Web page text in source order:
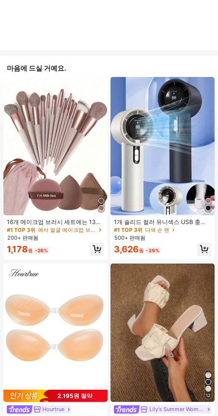
마음에 드실 거예요.
16개 메이크업 브러시 세트에는 13개
메이크업 브러시, 1개 눈물 모양 메이
크업 스펀지, 1개 둥근 쿠션 파우더 브
러시, 1개 삼각형 메이크업 스펀지가
포함되어 있습니다 - 클래식 세트. 부
드럽고 피부 친화적인 합성 모로 만들
며, 가을과 겨울에 이상적입니다.
#1 TOP 3위
에서 얼굴 메이크업 브러시 세트
200+ 판매됨
1,178원 -26%
2,195원 절약
Hourtrue
1개 솔리드 컬러 유니섹스 USB 충전
식 휴대용 100단 고풍량 장시간 배터
리 수명 미니 핸드헬드 팬 LCD 디스플
레이 일상용, 여행용
#1 TOP 3위 다색 손 팬
500+ 판매됨
3,626원 -39%
12
Lily's Summer Women Shoes